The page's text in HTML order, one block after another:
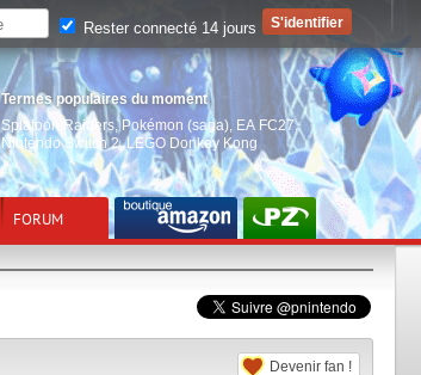
Termes populaires du moment
Splatoon Raiders, Pokémon (saga) EA FC27,
Nintendo Switch 2,LEGO Donkey Kong
FORUM
Devenir fan !
Rester connecté 14 jours